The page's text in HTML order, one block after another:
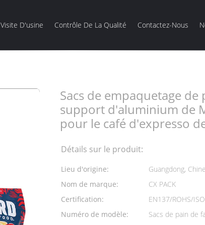
Visite D'usine Contrôle De La Qualité Contactez-Nous
Sacs de empaquetage de
support d'aluminium de
pour le café d'expresso
Détails sur le produit:
Lieu d'origine:
Guangdong, Chine
Nom de marque:
CX PACK
Certification:
EN137/ROHS/
Numéro de modèle:
Sacs de pain de